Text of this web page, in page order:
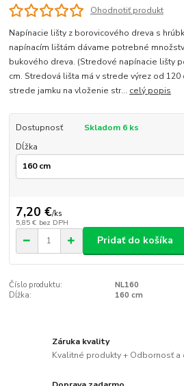
Ohodnotiť produkt
Napínacie lišty z borovicového dreva s
napínacím lištám dávame potrebné
bukového dreva. (Stredové napínacie lišty
cm. Stredová lišta má v strede výrez od 120
strede jamku na vloženie str... celý popis
Dostupnosť
Skladom 6 ks
Dĺžka
7,20 €/ks
5,85 € bez DPH
Pridať do košíka
Číslo produktu:
NL160
Dĺžka:
160 cm
Záruka kvality
Kvalitné produkty + Odbornosť a